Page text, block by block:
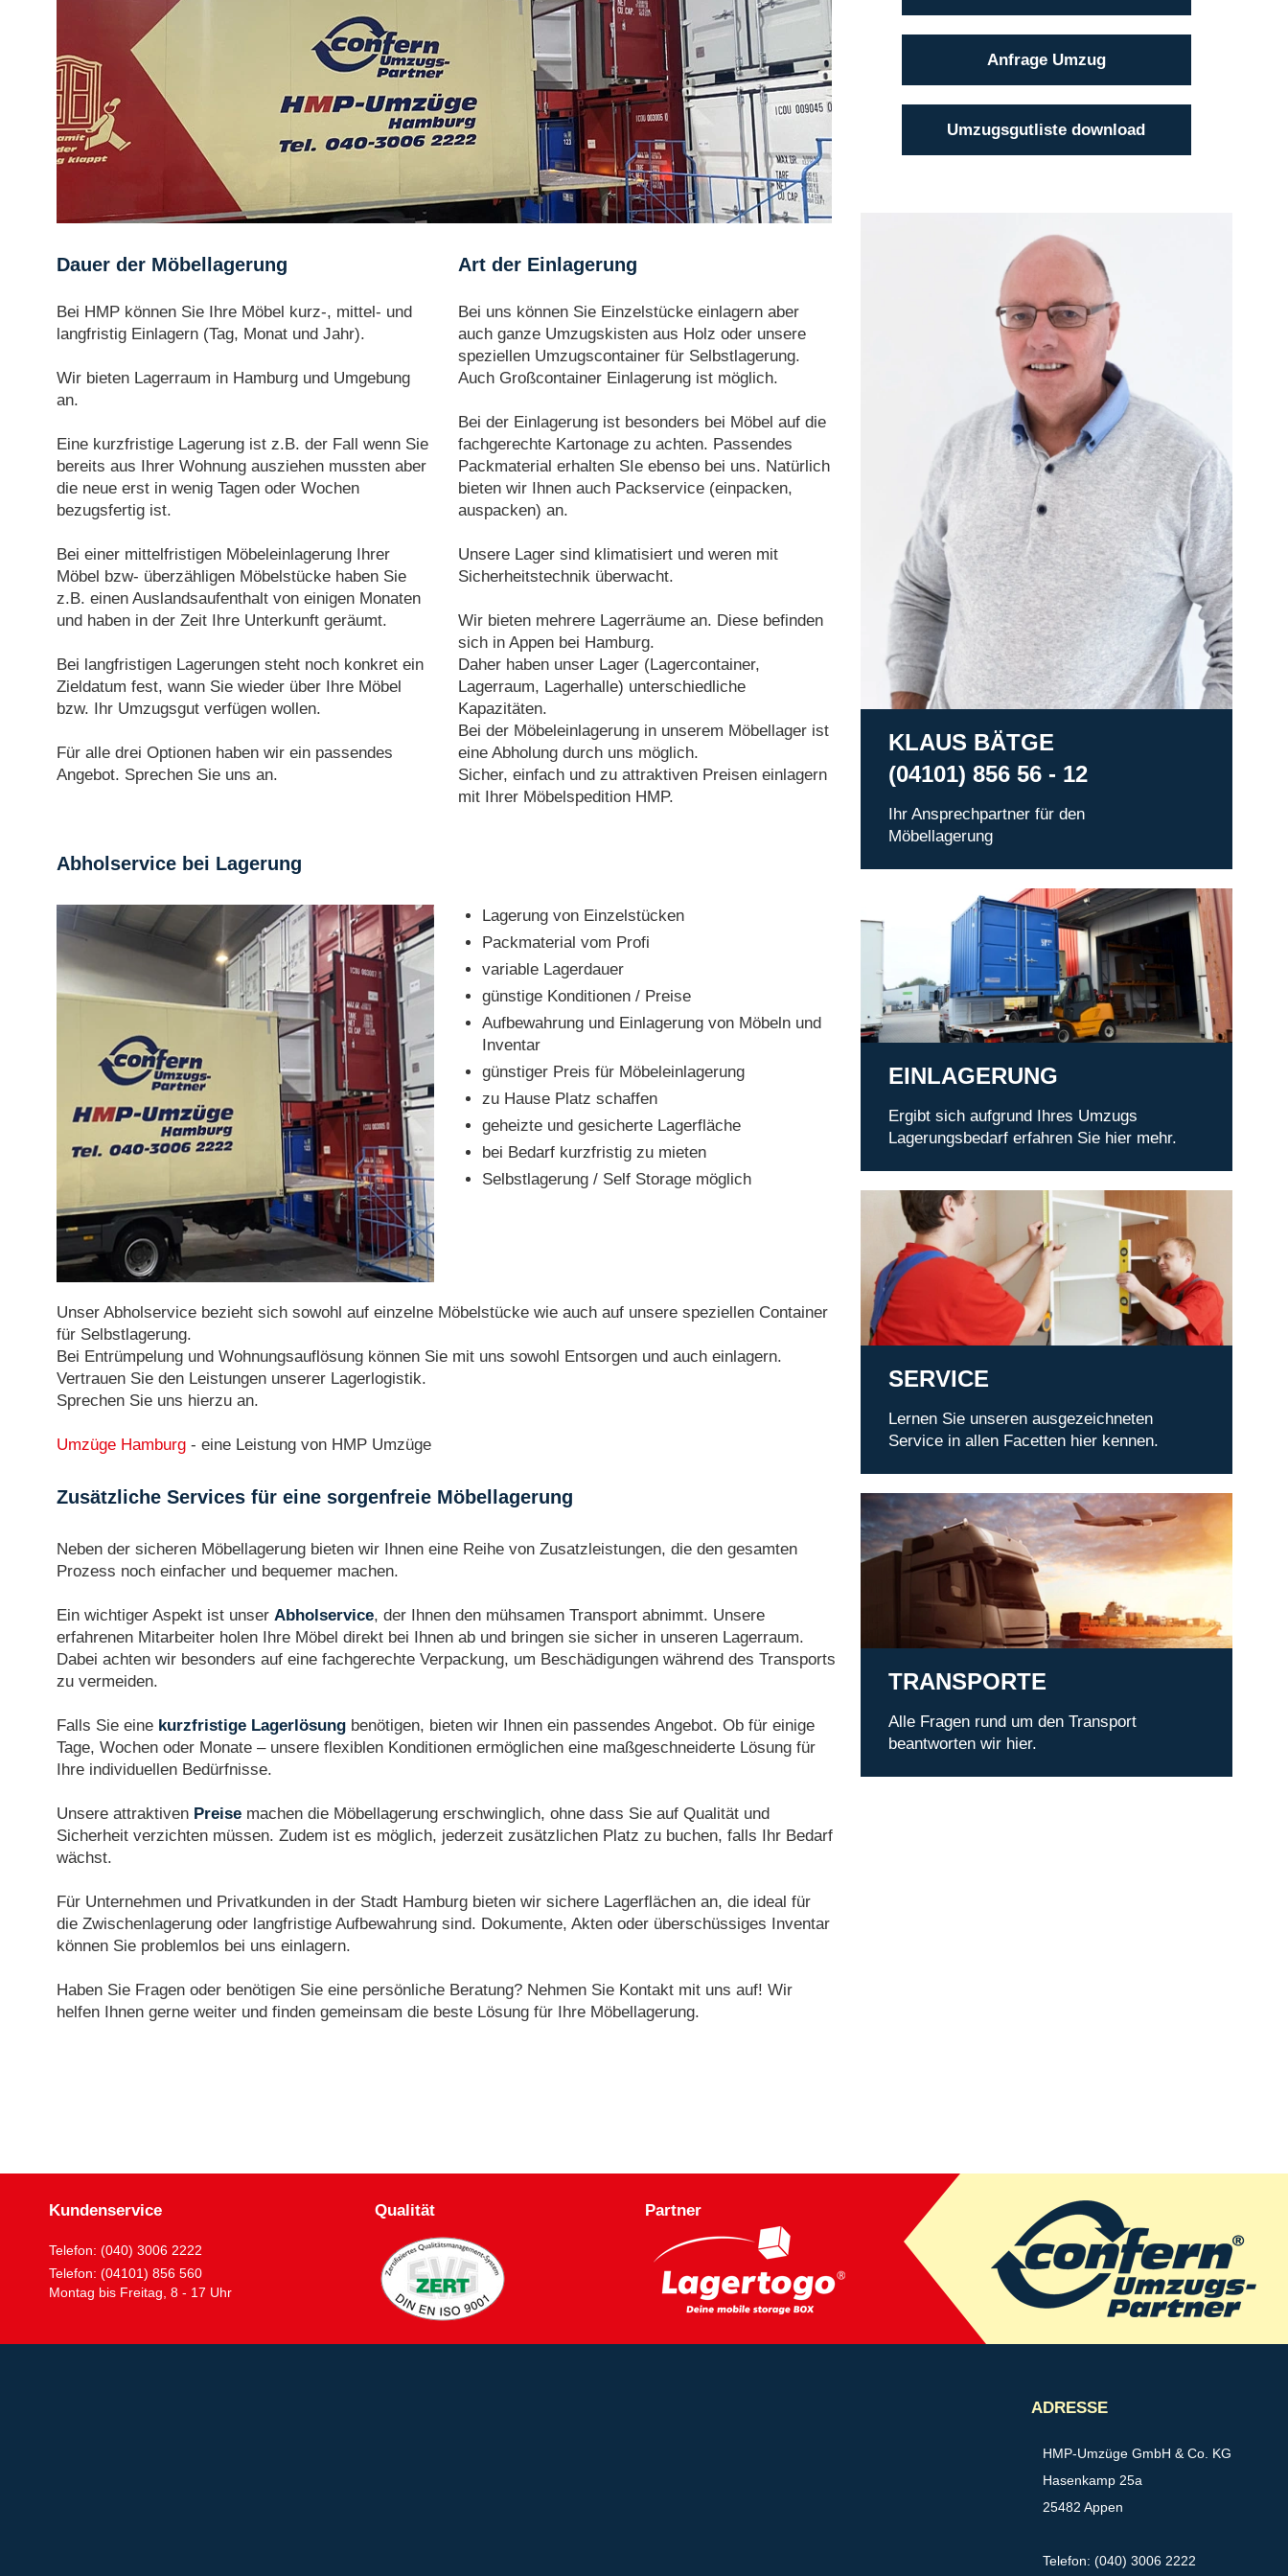
Dauer der Möbellagerung
Bei HMP können Sie Ihre Möbel kurz-, mittel- und
langfristig Einlagern (Tag, Monat und Jahr).
Wir bieten Lagerraum in Hamburg und Umgebung
an.
Eine kurzfristige Lagerung ist z.B. der Fall wenn Sie
bereits aus Ihrer Wohnung ausziehen mussten aber
die neue erst in wenig Tagen oder Wochen
bezugsfertig ist.
Bei einer mittelfristigen Möbeleinlagerung Ihrer
Möbel bzw- überzähligen Möbelstücke haben Sie
z.B. einen Auslandsaufenthalt von einigen Monaten
und haben in der Zeit Ihre Unterkunft geräumt.
Bei langfristigen Lagerungen steht noch konkret ein
Zieldatum fest, wann Sie wieder über Ihre Möbel
bzw. Ihr Umzugsgut verfügen wollen.
Für alle drei Optionen haben wir ein passendes
Angebot. Sprechen Sie uns an.
Art der Einlagerung
Bei uns können Sie Einzelstücke einlagern aber
auch ganze Umzugskisten aus Holz oder unsere
speziellen Umzugscontainer für Selbstlagerung.
Auch Großcontainer Einlagerung ist möglich.
Bei der Einlagerung ist besonders bei Möbel auf die
fachgerechte Kartonage zu achten. Passendes
Packmaterial erhalten SIe ebenso bei uns. Natürlich
bieten wir Ihnen auch Packservice (einpacken,
auspacken) an.
Unsere Lager sind klimatisiert und weren mit
Sicherheitstechnik überwacht.
Wir bieten mehrere Lagerräume an. Diese befinden
sich in Appen bei Hamburg.
Daher haben unser Lager (Lagercontainer,
Lagerraum, Lagerhalle) unterschiedliche
Kapazitäten.
Bei der Möbeleinlagerung in unserem Möbellager ist
eine Abholung durch uns möglich.
Sicher, einfach und zu attraktiven Preisen einlagern
mit Ihrer Möbelspedition HMP.
Abholservice bei Lagerung
Lagerung von Einzelstücken
Packmaterial vom Profi
variable Lagerdauer
günstige Konditionen / Preise
Aufbewahrung und Einlagerung von Möbeln und
Inventar
günstiger Preis für Möbeleinlagerung
zu Hause Platz schaffen
geheizte und gesicherte Lagerfläche
bei Bedarf kurzfristig zu mieten
Selbstlagerung / Self Storage möglich
Unser Abholservice bezieht sich sowohl auf einzelne Möbelstücke wie auch auf unsere speziellen Container
für Selbstlagerung.
Bei Entrümpelung und Wohnungsauflösung können Sie mit uns sowohl Entsorgen und auch einlagern.
Vertrauen Sie den Leistungen unserer Lagerlogistik.
Sprechen Sie uns hierzu an.
Umzüge Hamburg - eine Leistung von HMP Umzüge
Zusätzliche Services für eine sorgenfreie Möbellagerung
Neben der sicheren Möbellagerung bieten wir Ihnen eine Reihe von Zusatzleistungen, die den gesamten
Prozess noch einfacher und bequemer machen.
Ein wichtiger Aspekt ist unser Abholservice, der Ihnen den mühsamen Transport abnimmt. Unsere
erfahrenen Mitarbeiter holen Ihre Möbel direkt bei Ihnen ab und bringen sie sicher in unseren Lagerraum.
Dabei achten wir besonders auf eine fachgerechte Verpackung, um Beschädigungen während des Transports
zu vermeiden.
Falls Sie eine kurzfristige Lagerlösung benötigen, bieten wir Ihnen ein passendes Angebot. Ob für einige
Tage, Wochen oder Monate – unsere flexiblen Konditionen ermöglichen eine maßgeschneiderte Lösung für
Ihre individuellen Bedürfnisse.
Unsere attraktiven Preise machen die Möbellagerung erschwinglich, ohne dass Sie auf Qualität und
Sicherheit verzichten müssen. Zudem ist es möglich, jederzeit zusätzlichen Platz zu buchen, falls Ihr Bedarf
wächst.
Für Unternehmen und Privatkunden in der Stadt Hamburg bieten wir sichere Lagerflächen an, die ideal für
die Zwischenlagerung oder langfristige Aufbewahrung sind. Dokumente, Akten oder überschüssiges Inventar
können Sie problemlos bei uns einlagern.
Haben Sie Fragen oder benötigen Sie eine persönliche Beratung? Nehmen Sie Kontakt mit uns auf! Wir
helfen Ihnen gerne weiter und finden gemeinsam die beste Lösung für Ihre Möbellagerung.
Anfrage Umzug
Umzugsgutliste download
KLAUS BÄTGE
(04101) 856 56 - 12
Ihr Ansprechpartner für den
Möbellagerung
EINLAGERUNG
Ergibt sich aufgrund Ihres Umzugs
Lagerungsbedarf erfahren Sie hier mehr.
Service
SERVICE
Lernen Sie unseren ausgezeichneten
Service in allen Facetten hier kennen.
Transporte
TRANSPORTE
Alle Fragen rund um den Transport
beantworten wir hier.
Kundenservice
Telefon: (040) 3006 2222
Telefon: (04101) 856 560
Montag bis Freitag, 8 - 17 Uhr
Qualität Partner
ADRESSE
HMP-Umzüge GmbH & Co. KG
Hasenkamp 25a
25482 Appen
Telefon: (040) 3006 2222